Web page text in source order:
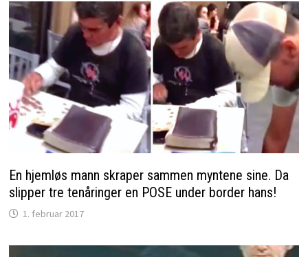
En hjemløs mann skraper sammen myntene sine. Da
slipper tre tenåringer en POSE under border hans!
1. februar 2017